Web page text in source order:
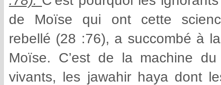
de Moïse qui ont cette
rebellé (28 :76), a succombé à
Moïse. C’est de la machine
vivants, les jawahir haya dont